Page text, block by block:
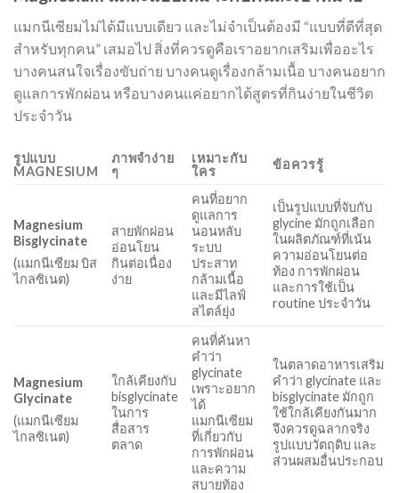
แมกนีเซียมไม่ได้มีแบบเดียว และไม่จำเป็นต้องมี “แบบที่ดีที่สุด
สำหรับทุกคน” เสมอไป สิ่งที่ควรดูคือเราอยากเสริมเพื่ออะไร
บางคนสนใจเรื่องขับถ่าย บางคนดูเรื่องกล้ามเนื้อ บางคนอยาก
ดูแลการพักผ่อน หรือบางคนแค่อยากได้สูตรที่กินง่ายในชีวิต
ประจำวัน
รูปแบบ
MAGNESIUM
ภาพจำง่าย
ๆ
เหมาะกับ
ใคร
ข้อควรรู้
Magnesium
Bisglycinate
(แมกนีเซียม บิส
ไกลซิเนต)
สายพักผ่อน
อ่อนโยน
กินต่อเนื่อง
ง่าย
คนที่อยาก
ดูแลการ
นอนหลับ
ระบบ
ประสาท
กล้ามเนื้อ
และมีไลฟ์
สไตล์ยุ่ง
เป็นรูปแบบที่จับกับ
glycine มักถูกเลือก
ในผลิตภัณฑ์ที่เน้น
ความอ่อนโยนต่อ
ท้อง การพักผ่อน
และการใช้เป็น
routine ประจำวัน
Magnesium
Glycinate
(แมกนีเซียม
ไกลซิเนต)
ใกล้เคียงกับ
bisglycinate
ในการ
สื่อสาร
ตลาด
คนที่ค้นหา
คำว่า
glycinate
เพราะอยาก
ได้
แมกนีเซียม
ที่เกี่ยวกับ
การพักผ่อน
และความ
สบายท้อง
ในตลาดอาหารเสริม
คำว่า glycinate และ
bisglycinate มักถูก
ใช้ใกล้เคียงกันมาก
จึงควรดูฉลากจริง
รูปแบบวัตถุดิบ และ
ส่วนผสมอื่นประกอบ